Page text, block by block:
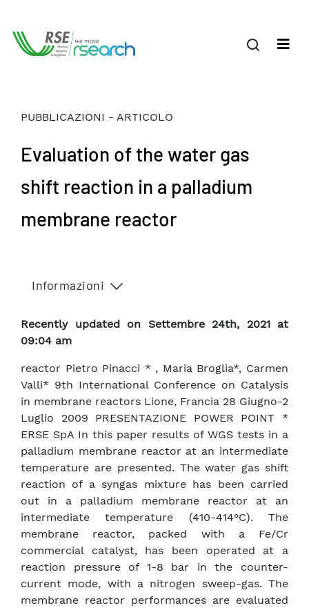
PUBBLICAZIONI - ARTICOLO
Evaluation of the water gas
shift reaction in a palladium
membrane reactor
Informazioni
Recently updated on Settembre 24th, 2021 at
09:04 am
reactor Pietro Pinacci * , Maria Broglia*, Carmen
Valli* 9th International Conference on Catalysis
in membrane reactors Lione, Francia 28 Giugno-2
Luglio 2009 PRESENTAZIONE POWER POINT *
ERSE SpA In this paper results of WGS tests in a
palladium membrane reactor at an intermediate
temperature are presented. The water gas shift
reaction of a syngas mixture has been carried
out in a palladium membrane reactor at an
intermediate temperature (410-414°C). The
membrane reactor, packed with a Fe/Cr
commercial catalyst, has been operated at a
reaction pressure of 1-8 bar in the counter-
current mode, with a nitrogen sweep-gas. The
membrane reactor performances are evaluated